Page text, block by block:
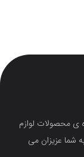
ی محصولات لوازم
شما عزیزان می